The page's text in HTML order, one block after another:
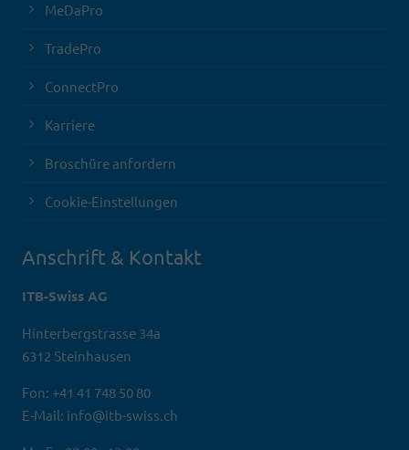
MeDaPro
TradePro
ConnectPro
Karriere
Broschüre anfordern
Cookie-Einstellungen
Anschrift & Kontakt
ITB-Swiss AG
Hinterbergstrasse 34a
6312 Steinhausen
Fon: +41 41 748 50 80
E-Mail: info@itb-swiss.ch